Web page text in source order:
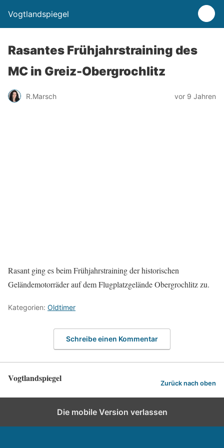
Vogtlandspiegel
Rasantes Frühjahrstraining des
MC in Greiz-Obergrochlitz
R.Marsch vor 9 Jahren
Rasant ging es beim Frühjahrstraining der historischen
Geländemotorräder auf dem Flugplatzgelände Obergrochlitz zu.
Kategorien: Oldtimer
Schreibe einen Kommentar
Vogtlandspiegel Zurück nach oben
Die mobile Version verlassen